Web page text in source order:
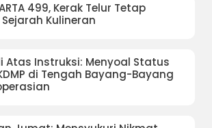
499, Kerak Telur Tetap
Kulineran
Atas Instruksi: Menyoal Status
di Tengah Bayang-Bayang